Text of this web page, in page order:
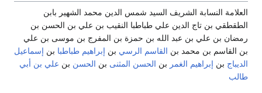
العلامة النسابة الشريف السيد شمس الدين محمد الشهير بابن
الطقطقي بن تاج الدين علي طباطبا النقيب بن علي بن الحسن بن
رمضان بن علي بن عبد الله بن حمزة بن المفرج بن موسى بن علي
بن القاسم بن محمد بن القاسم الرسي بن إبراهيم طباطبا بن إسماعيل
الديباج بن إبراهيم الغمر بن الحسن المثنى بن الحسن بن علي بن أبي
طالب